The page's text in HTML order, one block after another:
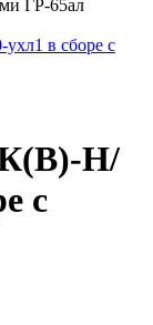
ГР-65ал
Н/
с